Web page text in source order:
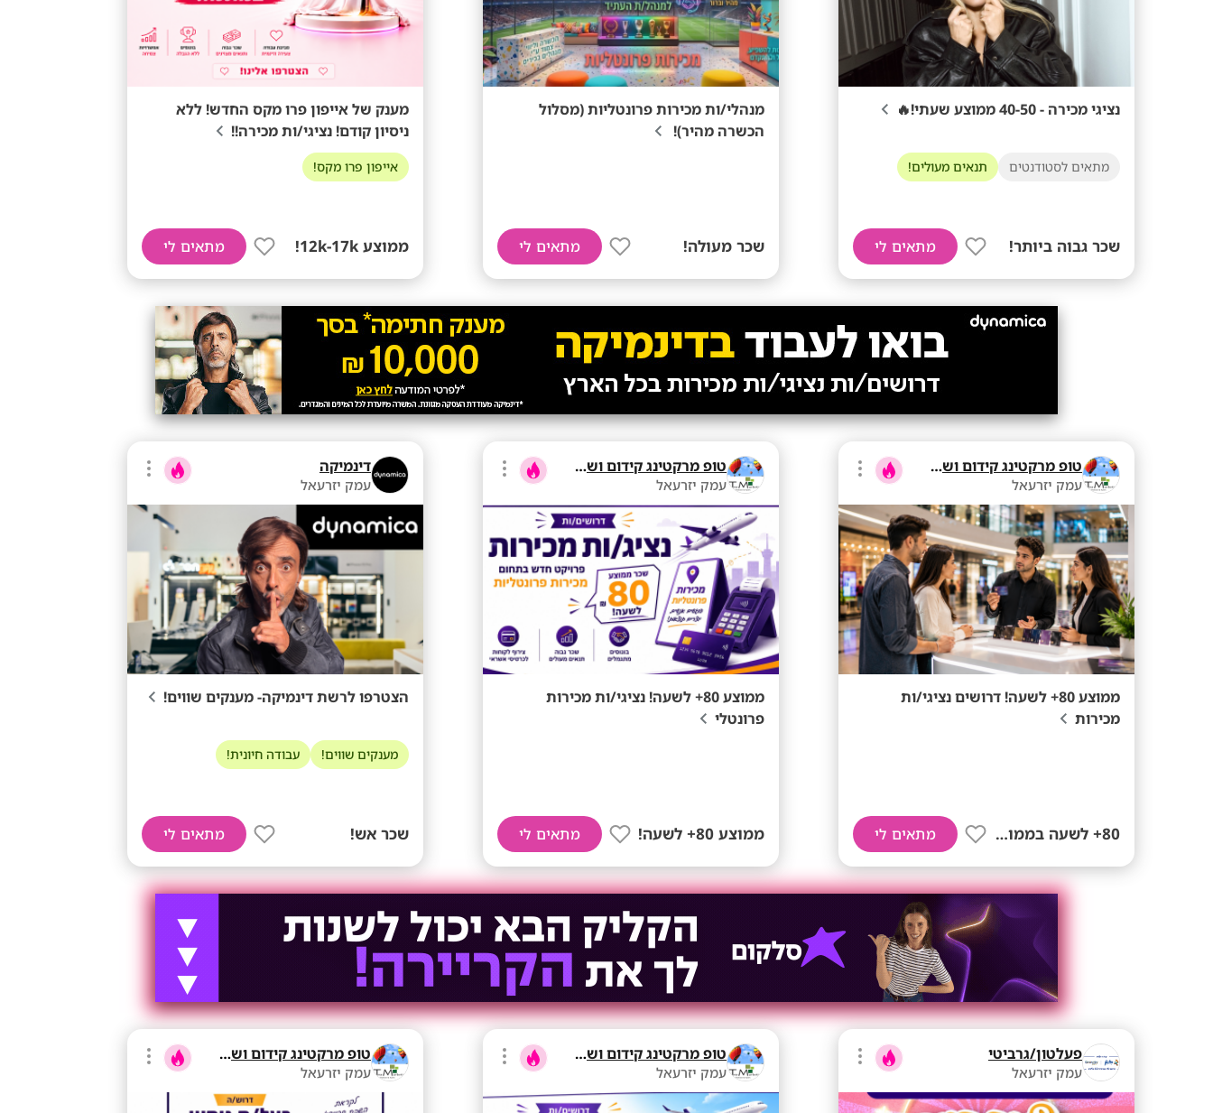
נציגי מכירה - 40-50 ממוצע שעתי!🔥
מתאים לסטודנטים תנאים מעולים!
שכר גבוה ביותר! מתאים לי
מנהלי/ות מכירות פרונטליות (מסלול
הכשרה מהיר)!
שכר מעולה! מתאים לי
מענק של אייפון פרו מקס החדש! ללא
ניסיון קודם! נציגי/ות מכירה!!
אייפון פרו מקס!
ממוצע 12k-17k! מתאים לי
טופ מרקטינג קידום ושיווק בע"מ
עמק יזרעאל
ממוצע 80+ לשעה! דרושים נציגי/ות
מכירות
80+ לשעה בממוצע מתאים לי
טופ מרקטינג קידום ושיווק בע"מ
עמק יזרעאל
ממוצע 80+ לשעה! נציגי/ות מכירות
פרונטלי
ממוצע 80+ לשעה! מתאים לי
דינמיקה
עמק יזרעאל
הצטרפו לרשת דינמיקה- מענקים שווים!
מענקים שווים! עבודה חיונית!
שכר אש! מתאים לי
פעלטון/גרביטי
עמק יזרעאל
טופ מרקטינג קידום ושיווק בע"מ
עמק יזרעאל
טופ מרקטינג קידום ושיווק בע"מ
עמק יזרעאל